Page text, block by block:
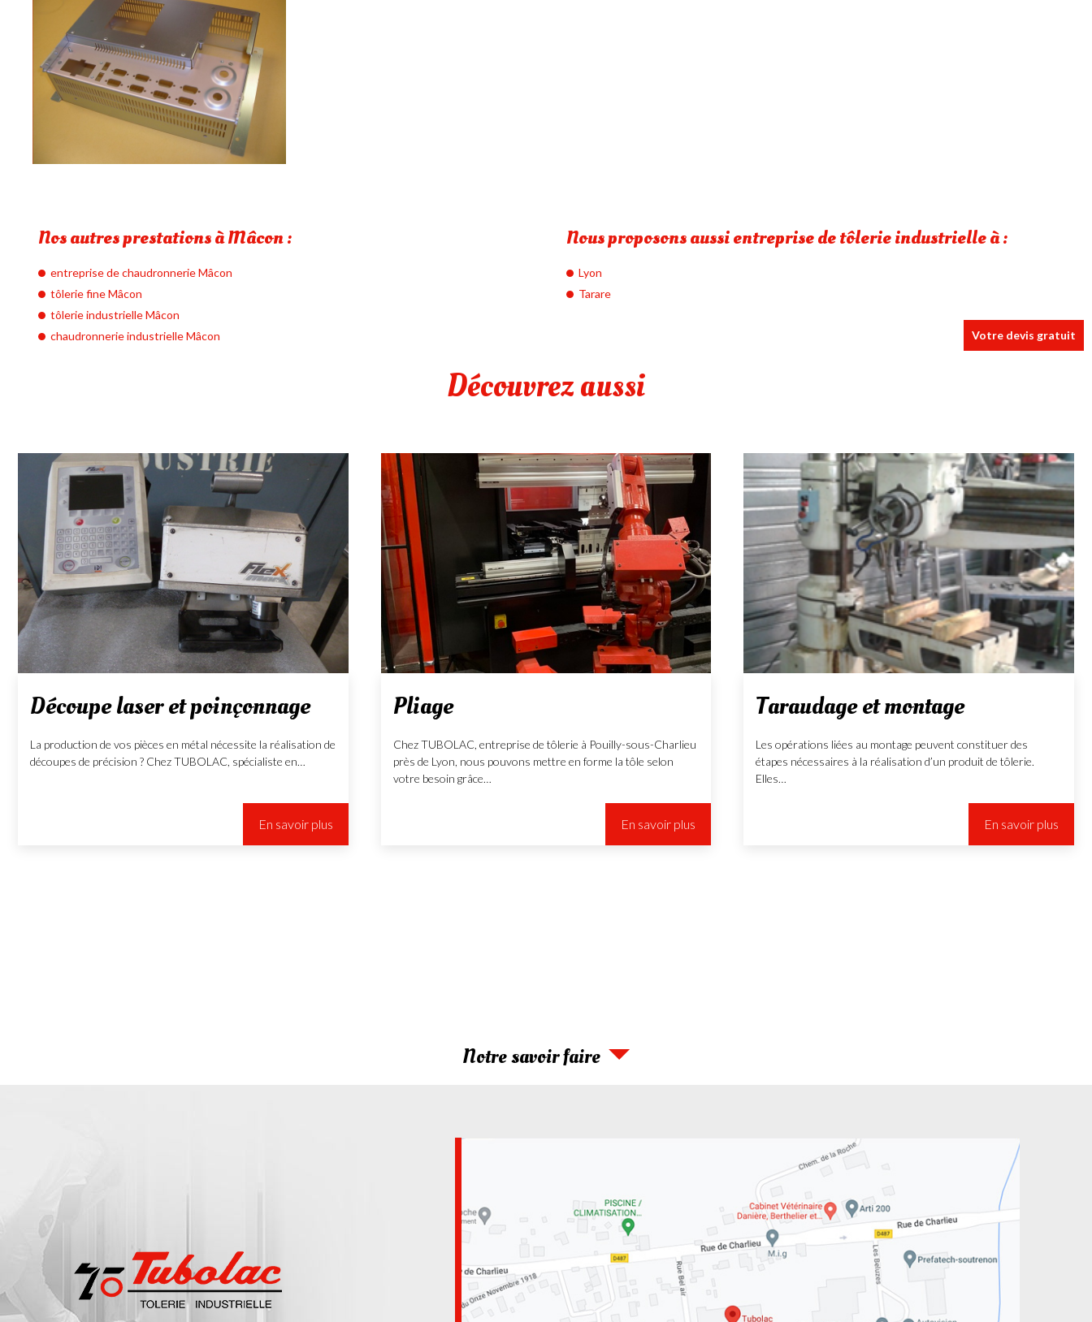
Nos autres prestations à Mâcon :
entreprise de chaudronnerie Mâcon
tôlerie fine Mâcon
tôlerie industrielle Mâcon
chaudronnerie industrielle Mâcon
Nous proposons aussi entreprise de tôlerie industrielle à :
Lyon
Tarare
Découvrez aussi
Découpe laser et poinçonnage
La production de vos pièces en métal nécessite la réalisation de
découpes de précision ? Chez TUBOLAC, spécialiste en…
En savoir plus
Pliage
Chez TUBOLAC, entreprise de tôlerie à Pouilly-sous-Charlieu
près de Lyon, nous pouvons mettre en forme la tôle selon
votre besoin grâce…
En savoir plus
Taraudage et montage
Les opérations liées au montage peuvent constituer des
étapes nécessaires à la réalisation d’un produit de tôlerie.
Elles…
En savoir plus
Votre devis gratuit
Notre savoir faire